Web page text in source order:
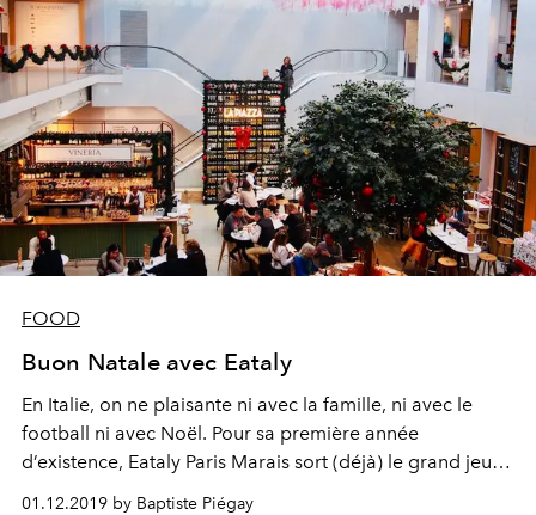
FOOD
Buon Natale avec Eataly
En Italie, on ne plaisante ni avec la famille, ni avec le
football ni avec Noël. Pour sa première année
d’existence, Eataly Paris Marais sort (déjà) le grand jeu
pour réussir son Natale et faire plaisir à la famiglia.
01.12.2019 by Baptiste Piégay